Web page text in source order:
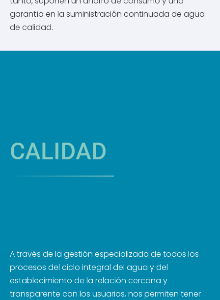
garantía en la suministración continuada de agua
de calidad.
CALIDAD
A través de la gestión especializada de todos los
procesos del ciclo integral del agua y del
establecimiento de la relación cercana y
transparente con los usuarios, nos permiten tener